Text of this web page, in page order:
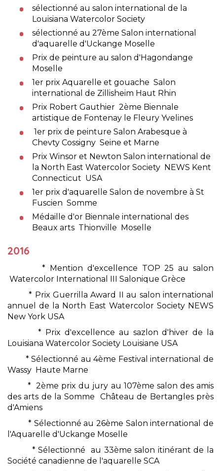
sélectionné au salon international de la
Louisiana Watercolor Society
sélectionné au 27ème Salon international
d'aquarelle d'Uckange Moselle
Prix de peinture au salon d'Hagondange
Moselle
1er prix Aquarelle et gouache Salon
international de Zillisheim Haut Rhin
Prix Robert Gauthier 2ème Biennale
artistique de Fontenay le Fleury Yvelines
1er prix de peinture Salon Arabesque à
Chevty Cossigny Seine et Marne
Prix Winsor et Newton Salon international de
la North East Watercolor Society NEWS Kent
Connecticut USA
1er prix d'aquarelle Salon de novembre à St
Fuscien Somme
Médaille d'or Biennale international des
Beaux arts Thionville Moselle
2016
* Mention d'excellence TOP 25 au salon
Watercolor International III Salonique Grèce
* Prix Guerrilla Award II au salon international
annuel de la North East Watercolor Society NEWS
New York USA
* Prix d'excellence au sazlon d'hiver de la
Louisiana Watercolor Society Louisiane USA
* Sélectionné au 4ème Festival international de
Wassy Haute Marne
* 2ème prix du jury au 107ème salon des amis
des arts de la Somme Château de Bertangles près
d'Amiens
* Sélectionné au 26ème Salon international de
l'Aquarelle d'Uckange Moselle
* Sélectionné au 33ème salon itinérant de la
Société canadienne de l'aquarelle SCA